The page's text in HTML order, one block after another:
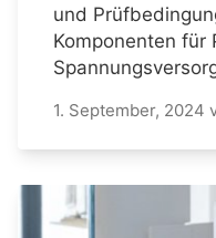
und
Komponenten für
1. September, 2024